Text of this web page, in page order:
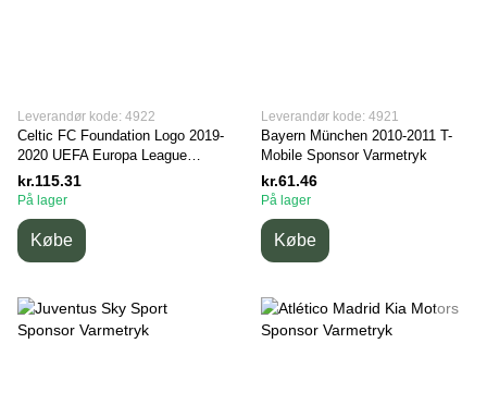
Leverandør kode: 4922
Celtic FC Foundation Logo 2019-
2020 UEFA Europa League
Varmetryk
kr.115.31
På lager
Købe
Leverandør kode: 4921
Bayern München 2010-2011 T-
Mobile Sponsor Varmetryk
kr.61.46
På lager
Købe